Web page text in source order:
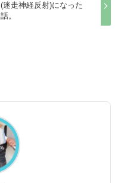
(迷走神経反射)になった
話。